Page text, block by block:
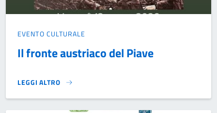
EVENTO CULTURALE
Il fronte austriaco del Piave
LEGGI ALTRO
IL FRONTE AUSTRIACO DEL PIAVE}